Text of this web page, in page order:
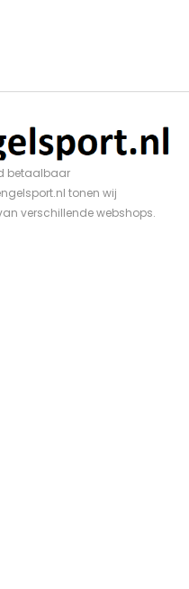
betaalbaar
tonen wij
verschillende webshops.